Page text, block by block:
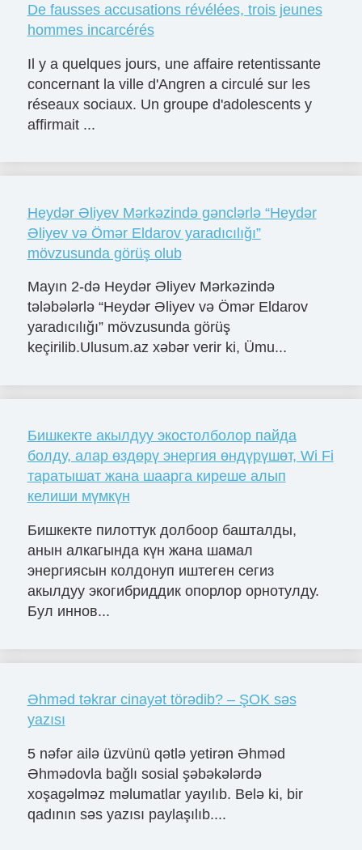
De fausses accusations révélées, trois jeunes
hommes incarcérés
Il y a quelques jours, une affaire retentissante
concernant la ville d'Angren a circulé sur les
réseaux sociaux. Un groupe d'adolescents y
affirmait ...
Heydər Əliyev Mərkəzində gənclərlə “Heydər
Əliyev və Ömər Eldarov yaradıcılığı”
mövzusunda görüş olub
Mayın 2-də Heydər Əliyev Mərkəzində
tələbələrlə “Heydər Əliyev və Ömər Eldarov
yaradıcılığı” mövzusunda görüş
keçirilib.Ulusum.az xəbər verir ki, Ümu...
Бишкекте акылдуу экостолболор пайда
болду, алар өздөрү энергия өндүрүшөт, Wi Fi
таратышат жана шаарга киреше алып
келиши мүмкүн
Бишкекте пилоттук долбоор башталды,
анын алкагында күн жана шамал
энергиясын колдонуп иштеген сегиз
акылдуу экогибриддик опорлор орнотулду.
Бул иннов...
Əhməd təkrar cinayət törədib? – ŞOK səs
yazısı
5 nəfər ailə üzvünü qətlə yetirən Əhməd
Əhmədovla bağlı sosial şəbəkələrdə
xoşagəlməz məlumatlar yayılıb. Belə ki, bir
qadının səs yazısı paylaşılıb....